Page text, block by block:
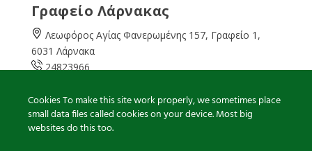
Γραφείο Λάρνακας
Λεωφόρος Αγίας Φανερωμένης 157, Γραφείο 1,
6031 Λάρνακα
24823966
08:00 – 16:00 Καθημερινά
larnaka@cyprusgreens.org
Cookies To make this site work properly, we sometimes place
small data files called cookies on your device. Most big
websites do this too.